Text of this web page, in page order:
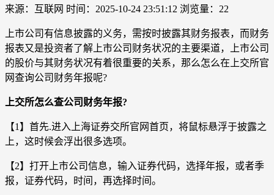
来源：互联网 时间：2025-10-24 23:51:12 浏览量：22
上市公司有信息披露的义务，需按时披露其财务报表，而财务
报表又是投资者了解上市公司财务状况的主要渠道，上市公司
的股价与其财务状况有着很重要的关系，那么怎么在上交所官
网查询公司财务年报呢?
上交所怎么查公司财务年报?
【1】首先.进入上海证券交所官网首页，将鼠标悬浮于披露之
上，这时候会浮出很多选项。
【2】打开上市公司信息，输入证券代码，选择年报，或者季
报，证券代码，时间，再选择时间。